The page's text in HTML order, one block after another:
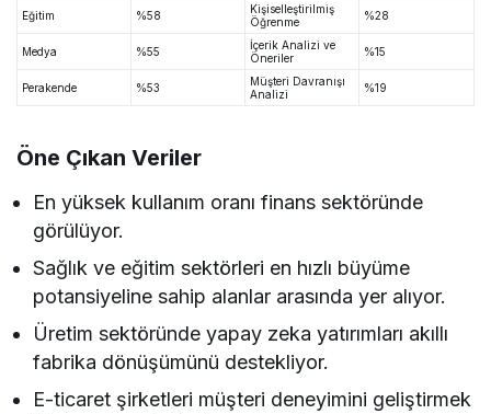
Eğitim %58
Kişiselleştirilmiş
Öğrenme
%28
Medya %55
İçerik Analizi ve
Öneriler
%15
Perakende %53
Müşteri Davranışı
Analizi
%19
Öne Çıkan Veriler
En yüksek kullanım oranı finans sektöründe
görülüyor.
Sağlık ve eğitim sektörleri en hızlı büyüme
potansiyeline sahip alanlar arasında yer alıyor.
Üretim sektöründe yapay zeka yatırımları akıllı
fabrika dönüşümünü destekliyor.
E-ticaret şirketleri müşteri deneyimini geliştirmek